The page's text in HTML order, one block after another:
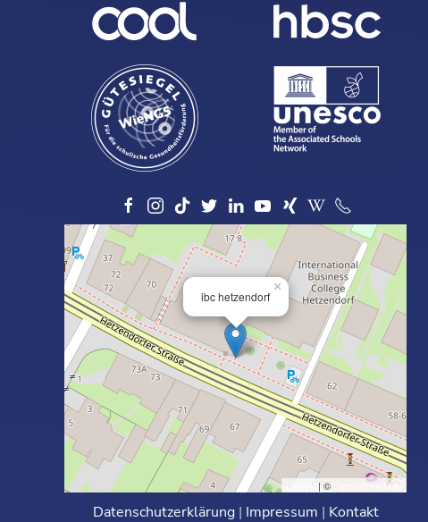
ibc hetzendorf
×
Leaflet | © OpenStreetMap
Datenschutzerklärung| Impressum | Kontakt